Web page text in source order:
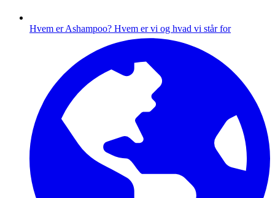
Hvem er Ashampoo? Hvem er vi og hvad vi står for